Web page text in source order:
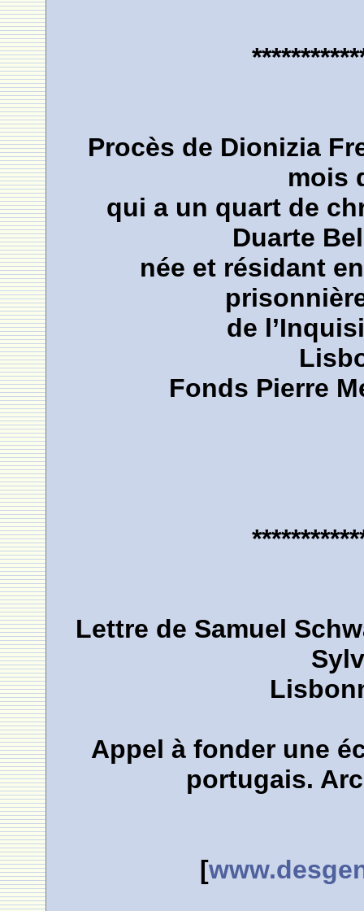
Procès de Dionizia
mois
qui a un quart de
Duarte
née et résidant
de
Fonds Pierre
Lettre de Samuel
Appel à fonder une
portugais.
[